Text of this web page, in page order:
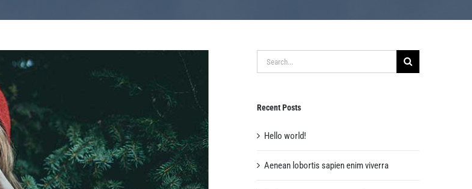
Search
for:
Recent Posts
Hello world!
Aenean lobortis sapien enim viverra